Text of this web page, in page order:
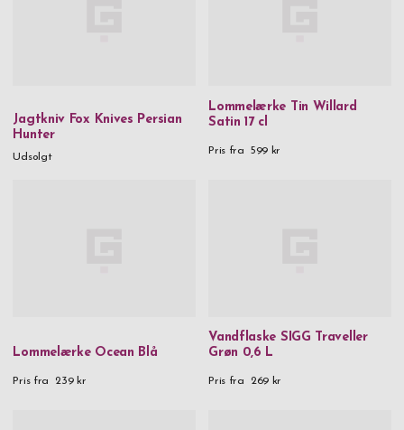
Jagtkniv Fox Knives Persian
Hunter
Udsolgt
Lommelærke Tin Willard
Satin 17 cl
Pris fra 599 kr
Lommelærke Ocean Blå
Pris fra 239 kr
Vandflaske SIGG Traveller
Grøn 0,6 L
Pris fra 269 kr